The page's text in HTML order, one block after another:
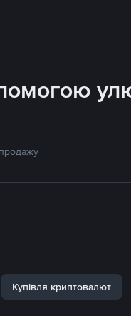
Купівля криптовалют